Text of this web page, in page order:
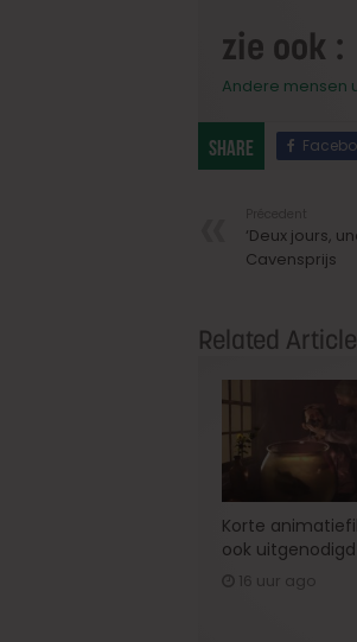
zie ook :
Andere mensen
Share
‘Deux jours,
Cavensprijs
Related
Korte
ook uitgenodigd
16 uur ago